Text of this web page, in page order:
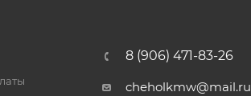
8 (906) 471-83-26
cheholkmw@mail.ru